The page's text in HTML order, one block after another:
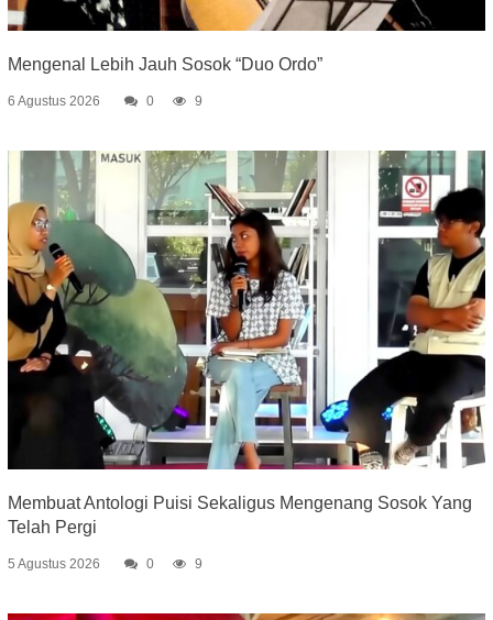
Mengenal Lebih Jauh Sosok “Duo Ordo”
6 Agustus 2026 0 9
Membuat Antologi Puisi Sekaligus Mengenang Sosok Yang
Telah Pergi
5 Agustus 2026 0 9